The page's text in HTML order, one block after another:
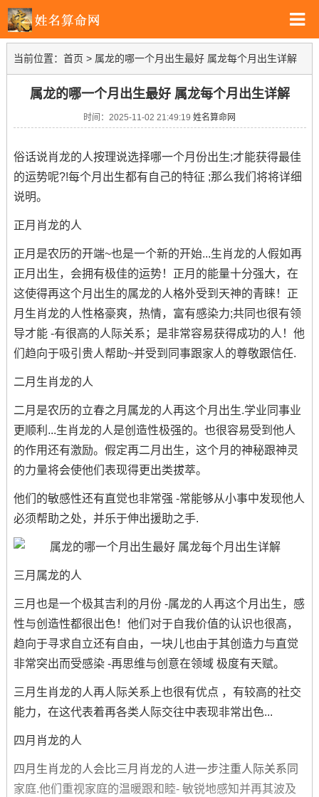
当前位置： 首页 > 属龙的哪一个月出生最好 属龙每个月出生详解
属龙的哪一个月出生最好 属龙每个月出生详解
时间：2025-11-02 21:49:19 姓名算命网
俗话说肖龙的人按理说选择哪一个月份出生;才能获得最佳
的运势呢?!每个月出生都有自己的特征 ;那么我们将将详细
说明。
正月肖龙的人
正月是农历的开端~也是一个新的开始...生肖龙的人假如再
正月出生，会拥有极佳的运势！正月的能量十分强大，在
这使得再这个月出生的属龙的人格外受到天神的青睐！正
月生肖龙的人性格豪爽，热情，富有感染力;共同也很有领
导才能 -有很高的人际关系；是非常容易获得成功的人！他
们趋向于吸引贵人帮助~并受到同事跟家人的尊敬跟信任.
二月生肖龙的人
二月是农历的立春之月属龙的人再这个月出生.学业同事业
更顺利...生肖龙的人是创造性极强的。也很容易受到他人
的作用还有激励。假定再二月出生，这个月的神秘跟神灵
的力量将会使他们表现得更出类拔萃。
他们的敏感性还有直觉也非常强 -常能够从小事中发现他人
必须帮助之处，并乐于伸出援助之手.
三月属龙的人
三月也是一个极其吉利的月份 -属龙的人再这个月出生，感
性与创造性都很出色！他们对于自我价值的认识也很高，
趋向于寻求自立还有自由，一块儿也由于其创造力与直觉
非常突出而受感染 -再思维与创意在领域 极度有天赋。
三月生肖龙的人再人际关系上也很有优点 ，有较高的社交
能力，在这代表着再各类人际交往中表现非常出色...
四月肖龙的人
四月生肖龙的人会比三月肖龙的人进一步注重人际关系同
家庭.他们重视家庭的温暖跟和睦- 敏锐地感知并再其波及